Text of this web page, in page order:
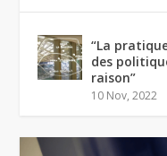
“La
des
raison”
10 Nov, 2022